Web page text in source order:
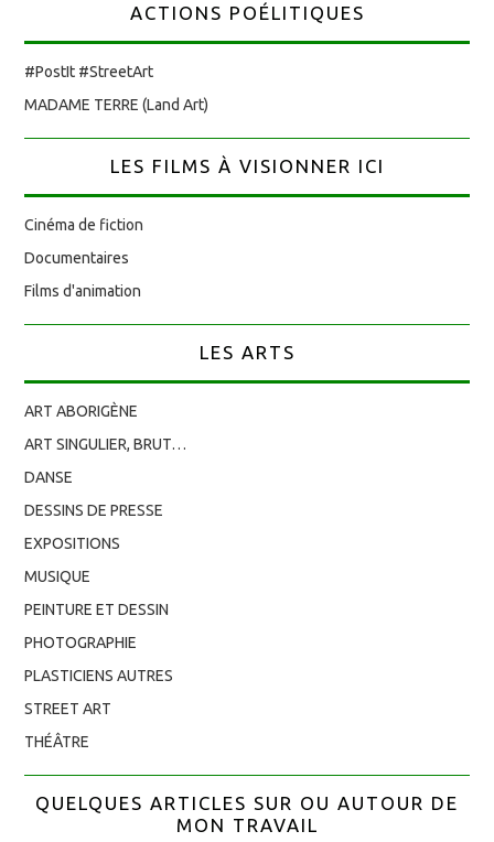
ACTIONS POÉLITIQUES
#PostIt #StreetArt
MADAME TERRE (Land Art)
LES FILMS À VISIONNER ICI
Cinéma de fiction
Documentaires
Films d'animation
LES ARTS
ART ABORIGÈNE
ART SINGULIER, BRUT…
DANSE
DESSINS DE PRESSE
EXPOSITIONS
MUSIQUE
PEINTURE ET DESSIN
PHOTOGRAPHIE
PLASTICIENS AUTRES
STREET ART
THÉÂTRE
QUELQUES ARTICLES SUR OU AUTOUR DE
MON TRAVAIL